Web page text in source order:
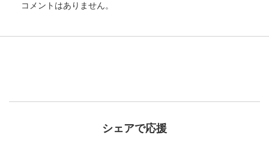
コメントはありません。
シェアで応援